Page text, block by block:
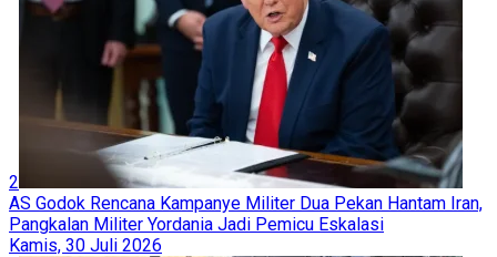
2
AS Godok Rencana Kampanye Militer Dua Pekan Hantam Iran,
Pangkalan Militer Yordania Jadi Pemicu Eskalasi
Kamis, 30 Juli 2026